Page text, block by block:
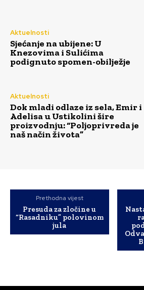
Aktuelnosti
Sjećanje na ubijene: U
Knezovima i Sulićima
podignuto spomen-obilježje
Aktuelnosti
Dok mladi odlaze iz sela, Emir i
Adelisa u Ustikolini šire
proizvodnju: “Poljoprivreda je
naš način života”
Prethodna vijest
Presuda za zločine u
“Rasadniku” polovinom
jula